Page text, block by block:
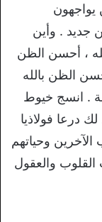
جديد . وأين
، أحسن الظن
الظن بالله
. انسج خيوط
درعا فولاذيا
وحياتهم
والعقول